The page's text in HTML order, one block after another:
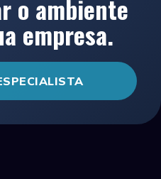
o ambiente
empresa.